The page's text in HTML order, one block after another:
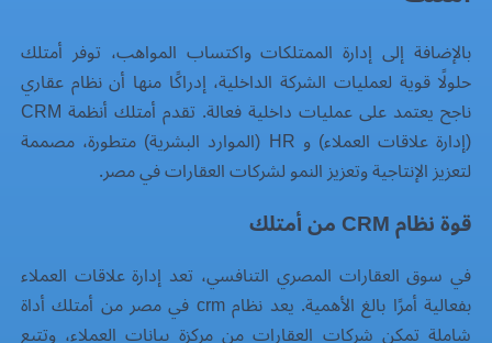
بالإضافة إلى إدارة الممتلكات واكتساب المواهب، توفر أمتلك
حلولًا قوية لعمليات الشركة الداخلية، إدراكًا منها أننظام عقاري
ناجح يعتمد على عمليات داخلية فعالة. تقدم أمتلك أنظمة CRM
(إدارة علاقات العملاء) و HR (الموارد البشرية) متطورة، مصممة
لتعزيز الإنتاجية وتعزيز النمو لشركات العقارات في مصر.
قوة نظام CRM من أمتلك
في سوق العقارات المصري التنافسي، تعد إدارة علاقات العملاء
بفعالية أمرًا بالغ الأهمية. يعد نظام crm في مصر من أمتلك أداة